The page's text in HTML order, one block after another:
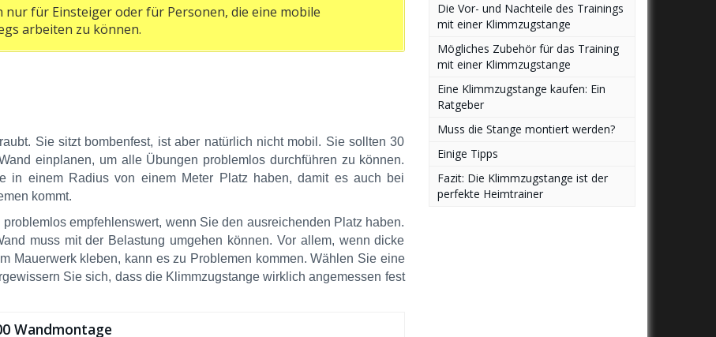
für Einsteiger oder für Personen, die eine mobile
arbeiten zu können.
Sie sitzt bombenfest, ist aber natürlich nicht mobil. Sie sollten 30
einplanen, um alle Übungen problemlos durchführen zu können.
in einem Radius von einem Meter Platz haben, damit es auch bei
kommt.
empfehlenswert, wenn Sie den ausreichenden Platz haben.
muss mit der Belastung umgehen können. Vor allem, wenn dicke
Mauerwerk kleben, kann es zu Problemen kommen. Wählen Sie eine
Sie sich, dass die Klimmzugstange wirklich angemessen fest
Wandmontage
Die Vor- und Nachteile des Trainings
mit einer Klimmzugstange
Mögliches Zubehör für das Training
mit einer Klimmzugstange
Eine Klimmzugstange kaufen: Ein
Ratgeber
Muss die Stange montiert werden?
Einige Tipps
Fazit: Die Klimmzugstange ist der
perfekte Heimtrainer